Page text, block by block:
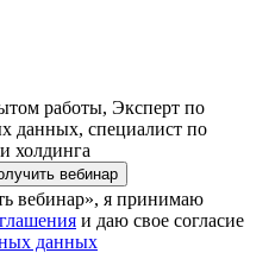
работы, Эксперт по
данных, специалист по
холдинга
вебинар
вебинар», я принимаю
и даю свое согласие
данных